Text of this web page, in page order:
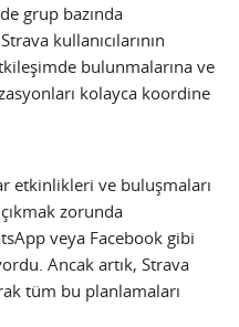
grup bazında
kullanıcılarının
bulunmalarına ve
kolayca koordine
etkinlikleri ve buluşmaları
zorunda
veya Facebook gibi
Ancak artık, Strava
tüm bu planlamaları